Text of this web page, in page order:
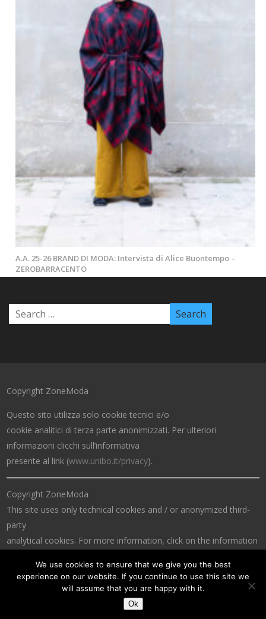
A.A. 25-26 BRAND DI MODA: Intervista di Alice Buontempo –
ZEROBARRACENTO
Copyright ZoneModa
Questo sito utilizza solo cookie tecnici e/o
cookie analitici di terza parte anonimizzati. Per ulteriori
informazioni clicchi sull’informativa
presente al link (www.unibo.it/privacy).
Copyright ZoneModa
This site uses only technical cookies and / or anonymized third-
party
analytical cookies. For more information, click on the information
We use cookies to ensure that we give you the best
experience on our website. If you continue to use this site we
will assume that you are happy with it.
Ok